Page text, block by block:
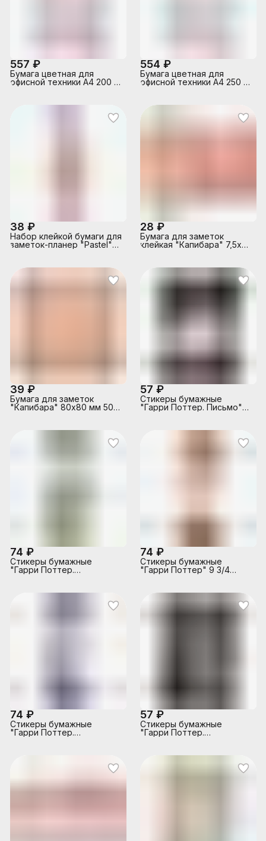
557 ₽
Бумага цветная для
офисной техники A4 200 л,
интенсивных, 4
пастельных, 5 неоновых и
554 ₽
Бумага цветная для
офисной техники A4 250 л,
пастельных цветов)
картонная подложка, в
термоусадочной пленке
38 ₽
Набор клейкой бумаги для
заметок-планер "Pastel"
3 дизайна, в картонном
блистере и пластиковом
пакете с европодвесом
28 ₽
Бумага для заметок
клейкая "Капибара" 7,5х8
39 ₽
Бумага для заметок
"Капибара" 80х80 мм 50
57 ₽
Стикеры бумажные
"Гарри Поттер. Письмо"
74 ₽
Стикеры бумажные
"Гарри Поттер.
74 ₽
Стикеры бумажные
"Гарри Поттер" 9 3/4
74 ₽
Стикеры бумажные
"Гарри Поттер.
57 ₽
Стикеры бумажные
"Гарри Поттер.